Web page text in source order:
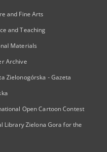
and Fine Arts
and Teaching
Materials
Archive
Zielonogórska - Gazeta
Open Cartoon Contest
Library Zielona Gora for the